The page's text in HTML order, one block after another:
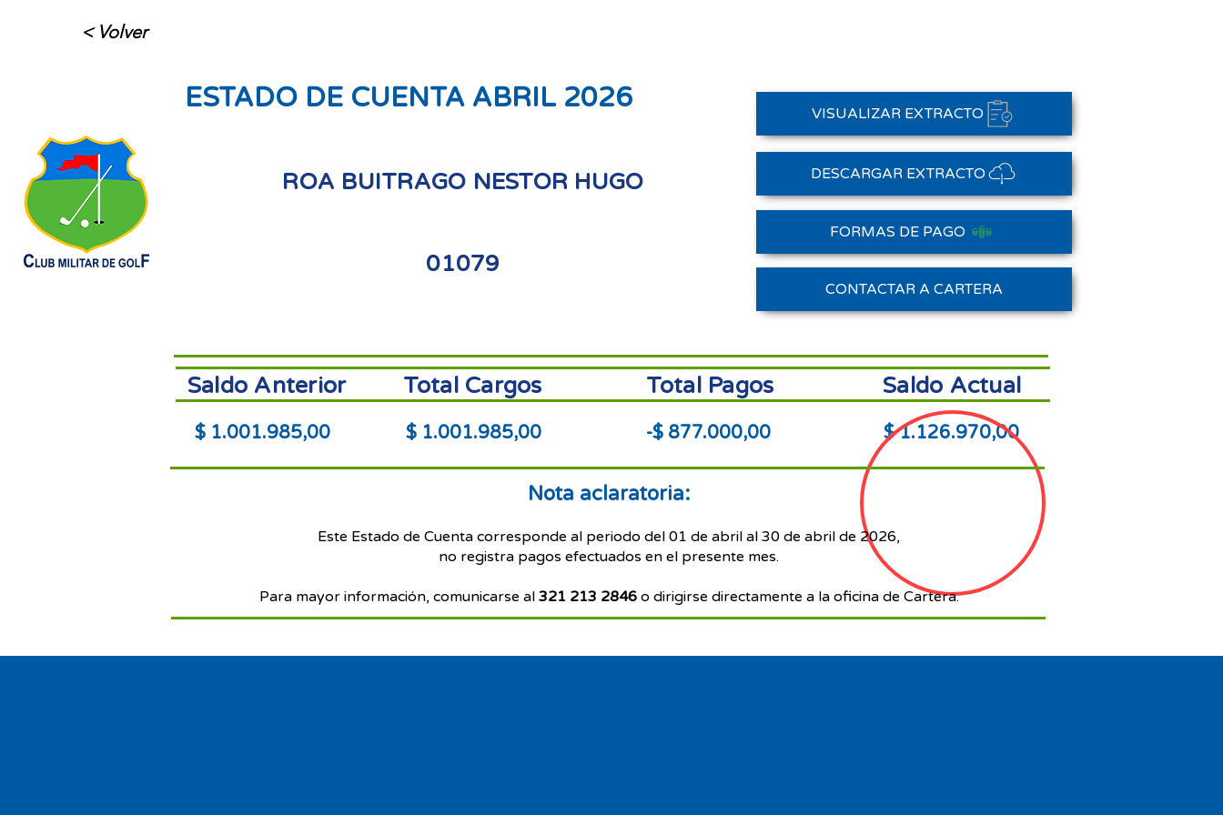
< Volver
ESTADO DE CUENTA ABRIL 2026
ROA BUITRAGO NESTOR HUGO
01079
Saldo Anterior
VISUALIZAR EXTRACTO
DESCARGAR EXTRACTO
FORMAS DE PAGO
CONTACTAR A CARTERA
Saldo Anterior Total Cargos Total Pagos Saldo Actual
$ 1.001.985,00 $ 1.001.985,00 -$ 877.000,00 $ 1.126.970,00
Nota aclaratoria:
Este Estado de Cuenta corresponde al periodo del 01 de abril al 30 de abril de 2026,
no registra pagos efectuados en el presente mes.
Para mayor información, comunicarse al 321 213 2846o dirigirse directamente a la oficina de Cartera.